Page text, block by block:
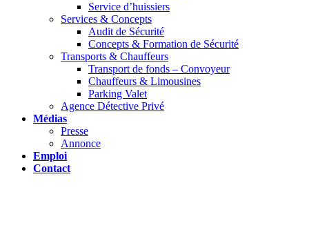
Service d’huissiers
Services & Concepts
Audit de Sécurité
Concepts & Formation de Sécurité
Transports & Chauffeurs
Transport de fonds – Convoyeur
Chauffeurs & Limousines
Parking Valet
Agence Détective Privé
Médias
Presse
Annonce
Emploi
Contact